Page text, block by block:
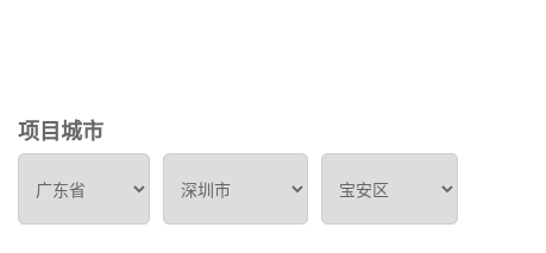
项目城市